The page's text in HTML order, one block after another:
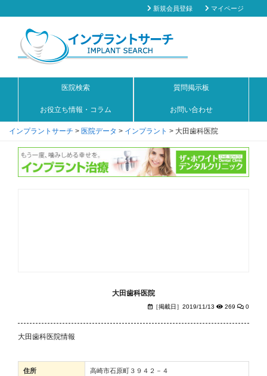
新規会員登録 マイページ
医院検索 質問掲示板
お役立ち情報・コラム お問い合わせ
インプラントサーチ > 医院データ > インプラント > 大田歯科医院
大田歯科医院
［掲載日］2019/11/13 269 0
大田歯科医院情報
住所 高崎市石原町３９４２－４